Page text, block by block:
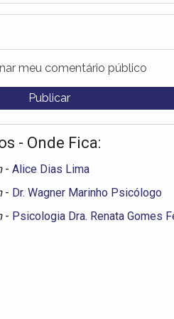
meu comentário público
- Onde Fica:
- Alice Dias Lima
- Dr. Wagner Marinho Psicólogo
- Psicologia Dra. Renata Gomes